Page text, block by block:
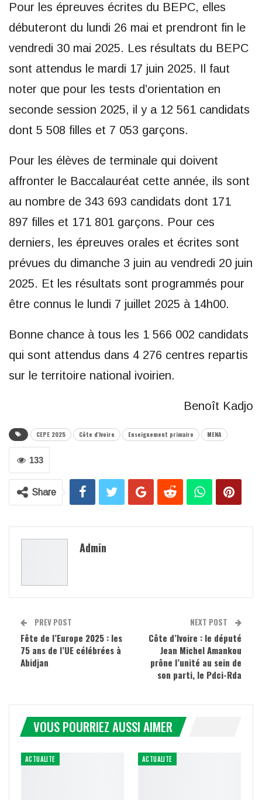
Pour les épreuves écrites du BEPC, elles
débuteront du lundi 26 mai et prendront fin le
vendredi 30 mai 2025. Les résultats du BEPC
sont attendus le mardi 17 juin 2025. Il faut
noter que pour les tests d’orientation en
seconde session 2025, il y a 12 561 candidats
dont 5 508 filles et 7 053 garçons.
Pour les élèves de terminale qui doivent
affronter le Baccalauréat cette année, ils sont
au nombre de 343 693 candidats dont 171
897 filles et 171 801 garçons. Pour ces
derniers, les épreuves orales et écrites sont
prévues du dimanche 3 juin au vendredi 20 juin
2025. Et les résultats sont programmés pour
être connus le lundi 7 juillet 2025 à 14h00.
Bonne chance à tous les 1 566 002 candidats
qui sont attendus dans 4 276 centres repartis
sur le territoire national ivoirien.
Benoît Kadjo
CEPE 2025 Côte d'Ivoire Enseignement primaire MENA
133
Share
Admin
PREV POST
Fête de l’Europe 2025 : les
75 ans de l’UE célébrées à
Abidjan
NEXT POST
Côte d’Ivoire : le député
Jean Michel Amankou
prône l’unité au sein de
son parti, le Pdci-Rda
VOUS POURRIEZ AUSSI AIMER
ACTUALITE ACTUALITE